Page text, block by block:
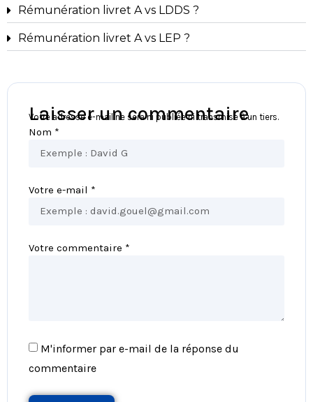
Rémunération livret A vs LDDS ?
Rémunération livret A vs LEP ?
Laisser un commentaire
Votre adresse e-mail ne sera ni publiée ni transmise à un tiers.
Nom *
Votre e-mail *
Votre commentaire *
M'informer par e-mail de la réponse du
commentaire